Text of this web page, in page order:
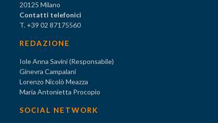
20125 Milano
Contatti telefonici
T. +39 02 87175560
REDAZIONE
Iole Anna Savini (Responsabile)
Ginevra Campalani
Lorenzo Nicolò Meazza
Maria Antonietta Procopio
SOCIAL NETWORK